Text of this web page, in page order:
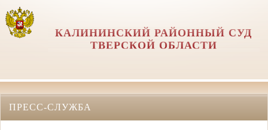
КАЛИНИНСКИЙ РАЙОННЫЙ СУД
ТВЕРСКОЙ ОБЛАСТИ
ПРЕСС-СЛУЖБА